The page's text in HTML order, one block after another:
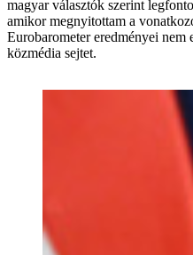
magyar választók szerint
amikor megnyitottam a
Eurobarometer eredményei nem
közmédia sejtet.